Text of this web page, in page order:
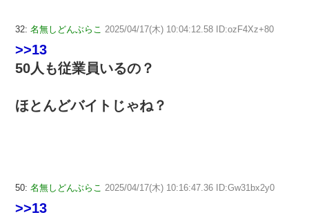
32: 名無しどんぶらこ 2025/04/17(木) 10:04:12.58 ID:ozF4Xz+80
>>13
50人も従業員いるの？
ほとんどバイトじゃね？
50: 名無しどんぶらこ 2025/04/17(木) 10:16:47.36 ID:Gw31bx2y0
>>13